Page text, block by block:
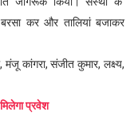
कर और तालियां बजाकर
मंजू कांगरा, संजीत कुमार, लक्ष्य,
प्रवेश